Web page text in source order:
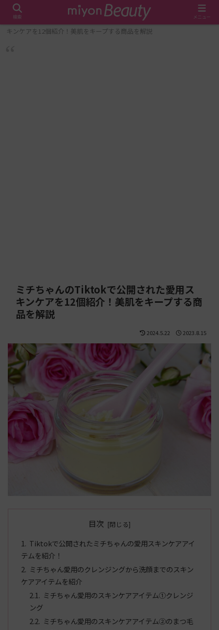
ホーム
ミチちゃんのTiktokで公開された愛用ス
キンケアを12個紹介！美肌をキープする商品を解説
ミチちゃんのTiktokで公開された愛用ス
キンケアを12個紹介！美肌をキープする商
品を解説
2024.5.22 2023.8.15
目次
Tiktokで公開されたミチちゃんの愛用スキンケアアイ
テムを紹介！
ミチちゃん愛用のクレンジングから洗顔までのスキン
ケアアイテムを紹介
ミチちゃん愛用のスキンケアアイテム①クレンジ
ング
ミチちゃん愛用のスキンケアアイテム②のまつ毛
検索 メニュー